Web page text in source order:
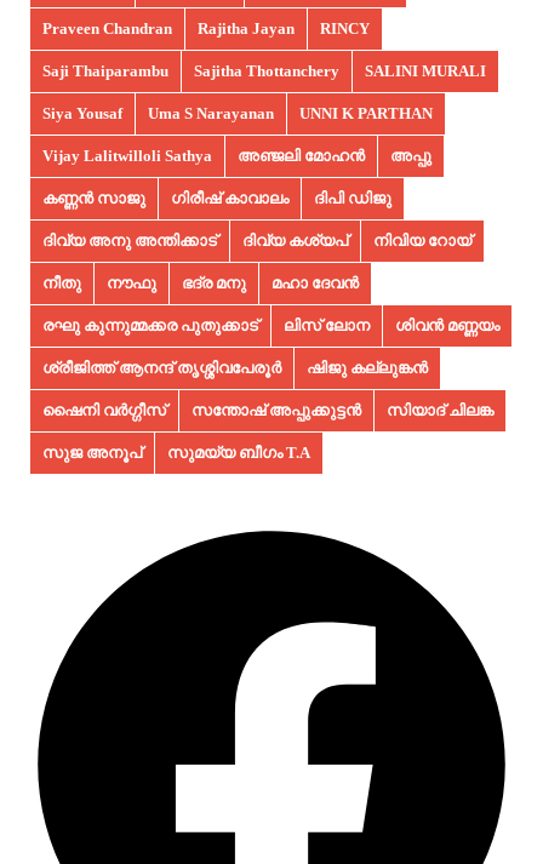
Praveen Chandran Rajitha Jayan RINCY
Saji Thaiparambu Sajitha Thottanchery SALINI MURALI
Siya Yousaf Uma S Narayanan UNNI K PARTHAN
Vijay Lalitwilloli Sathya അഞ്ജലി മോഹൻ അപ്പു
കണ്ണൻ സാജു ഗിരീഷ് കാവാലം ദിപി ഡിജു
ദിവ്യ അനു അന്തിക്കാട് ദിവ്യ കശ്യപ് നിവിയ റോയ്
നീതു നൗഫു ഭദ്ര മനു മഹാ ദേവൻ
രഘു കുന്നുമ്മക്കര പുതുക്കാട് ലിസ് ലോന ശിവൻ മണ്ണയം
ശ്രീജിത്ത് ആനന്ദ് തൃശ്ശിവപേരൂർ ഷിജു കല്ലുങ്കൻ
ഷൈനി വർഗ്ഗീസ് സന്തോഷ് അപ്പുക്കുട്ടൻ സിയാദ് ചിലങ്ക
സുജ അനൂപ്‌ സുമയ്യ ബീഗം T.A